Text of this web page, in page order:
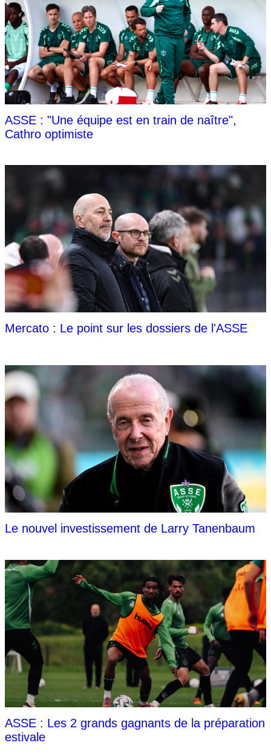
ASSE : "Une équipe est en train de naître",
Cathro optimiste
Mercato : Le point sur les dossiers de l'ASSE
Le nouvel investissement de Larry Tanenbaum
ASSE : Les 2 grands gagnants de la préparation
estivale